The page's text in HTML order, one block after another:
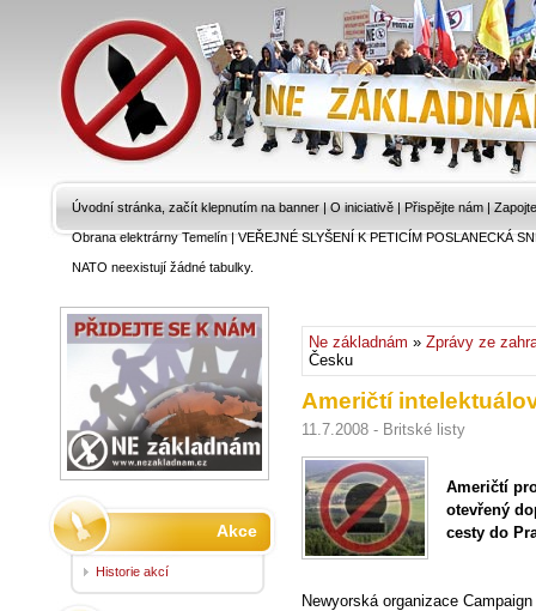
Úvodní stránka, začít klepnutím na banner | O iniciativě | Přispějte nám |
Obrana elektrárny Temelín|VEŘEJNÉ SLYŠENÍ K PETICÍM POSLANECKÁ
NATO neexistují žádné tabulky.
Ne základnám » Zprávy ze
Česku
Američtí
11.7.2008 - Britské listy
Američtí
otevřený
cesty do
Newyorská organizace
Akce
Historie akcí